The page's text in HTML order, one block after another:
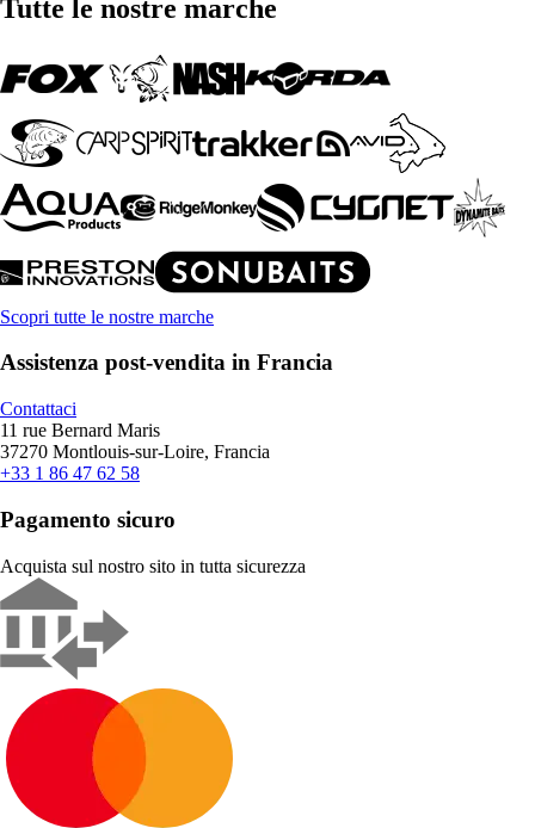
Tutte le nostre marche
Scopri tutte le nostre marche
Assistenza post-vendita in Francia
Contattaci
11 rue Bernard Maris
37270 Montlouis-sur-Loire, Francia
+33 1 86 47 62 58
Pagamento sicuro
Acquista sul nostro sito in tutta sicurezza